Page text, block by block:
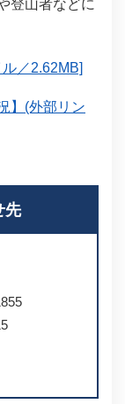
登山者などに
／2.62MB]
】(外部リン
先